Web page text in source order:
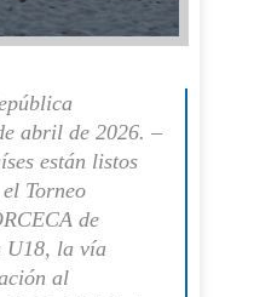
abril de 2026. –
están listos
Torneo
de
U18, la vía
al